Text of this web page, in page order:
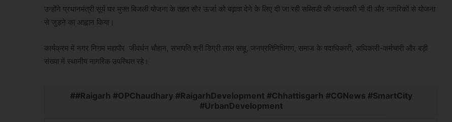
उन्होंने प्रधानमंत्री सूर्य घर मुफ्त बिजली योजना के तहत सौर ऊर्जा को बढ़ावा देने के लिए दी जा रही सब्सिडी की जानकारी भी दी और नागरिकों से योजना
से जुड़ने का आह्वान किया।
कार्यक्रम में नगर निगम महापौर जीवर्धन चौहान, सभापति श्री डिग्री लाल साहू, जनप्रतिनिधिगण, समाज के पदाधिकारी, अधिकारी-कर्मचारी और बड़ी
संख्या में स्थानीय नागरिक उपस्थित रहे।
#Raigarh #OPChaudhary #RaigarhDevelopment #Chhattisgarh #CGNews #SmartCity
#UrbanDevelopment